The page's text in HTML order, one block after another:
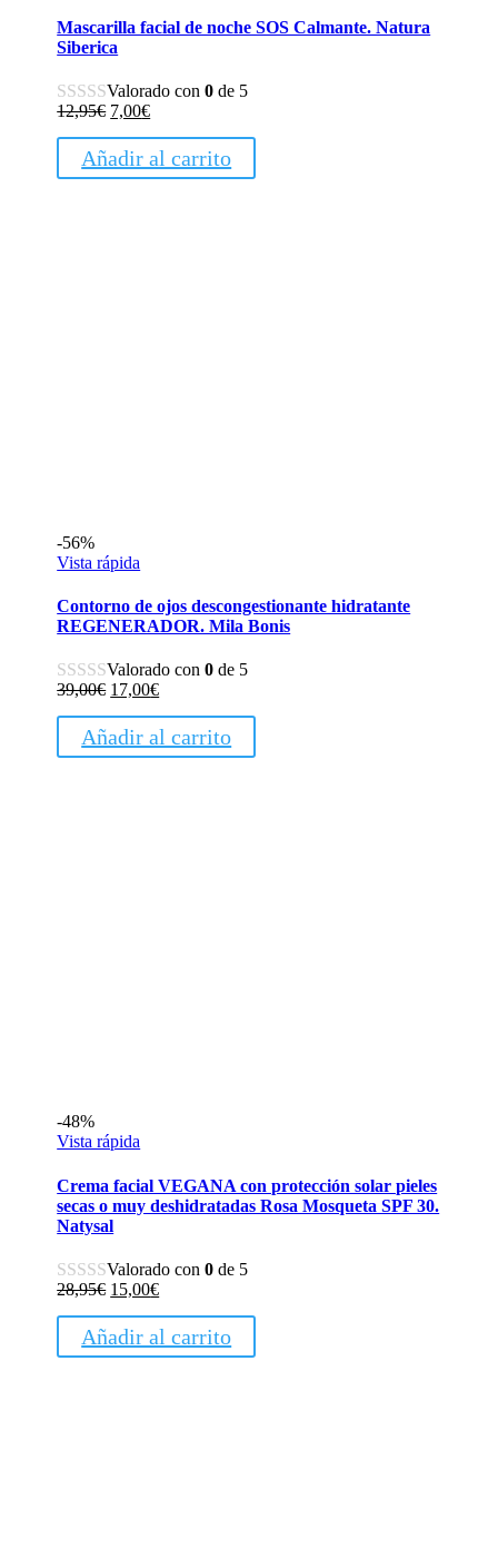
Mascarilla facial de noche SOS Calmante. Natura
Siberica
Valorado con0 de 5
12,95€ El
original
era:
7,00€El
actual
es:
Añadir al carrito
-56%
Vista rápida
Contorno de ojos descongestionante hidratante
REGENERADOR. Mila Bonis
Valorado con0 de 5
39,00€ El
original
era:
17,00€El
actual
es:
Añadir al carrito
-48%
Vista rápida
Crema facial VEGANA con protección solar pieles
secas o muy deshidratadas Rosa Mosqueta SPF 30.
Natysal
Valorado con0 de 5
28,95€ El
original
era:
15,00€El
actual
es:
Añadir al carrito